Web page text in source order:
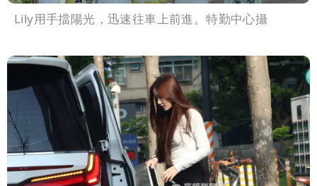
Lily用手擋陽光，迅速往車上前進。特勤中心攝